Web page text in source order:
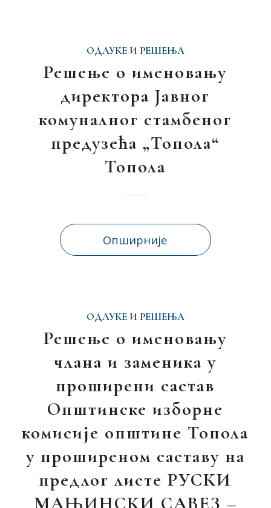
ОДЛУКЕ И РЕШЕЊА
Решење о именовању
директора Јавног
комуналног стамбеног
предузећа „Топола“
Топола
Опширније
ОДЛУКЕ И РЕШЕЊА
Решење о именовању
члана и заменика у
проширени састав
Општинске изборне
комисије општине Топола
у проширеном саставу на
предлог листе РУСКИ
МАЊИНСКИ САВЕЗ –